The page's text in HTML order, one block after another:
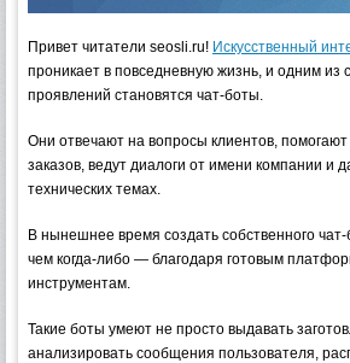
Привет читатели seosli.ru! Искусственный
проникает в повседневную жизнь, и одним из
проявлений становятся чат-боты.
Они отвечают на вопросы клиентов,
заказов, ведут диалоги от имени компании и
технических темах.
В нынешнее время создать собственного
чем когда-либо — благодаря готовым
инструментам.
Такие боты умеют не просто выдавать
анализировать сообщения пользователя,